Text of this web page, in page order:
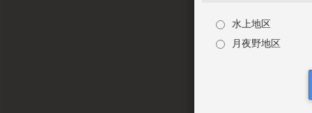
水上地区
月夜野地区